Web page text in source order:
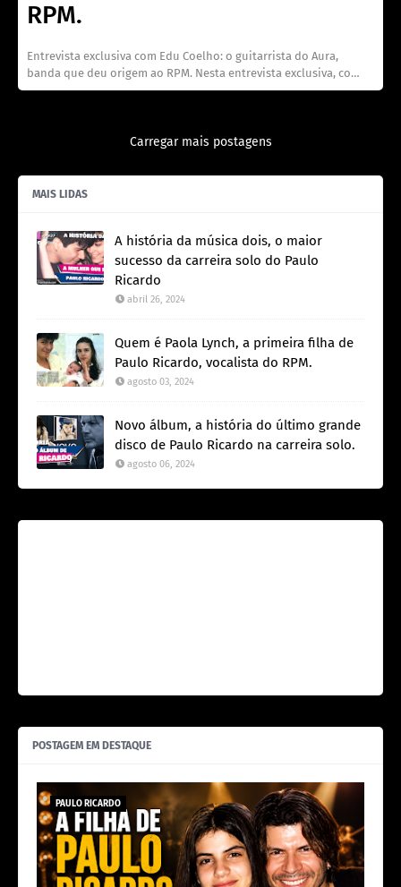
RPM.
Entrevista exclusiva com Edu Coelho: o guitarrista do Aura,
banda que deu origem ao RPM. Nesta entrevista exclusiva, co…
Carregar mais postagens
MAIS LIDAS
A história da música dois, o maior
sucesso da carreira solo do Paulo
Ricardo
abril 26, 2024
Quem é Paola Lynch, a primeira filha de
Paulo Ricardo, vocalista do RPM.
agosto 03, 2024
Novo álbum, a história do último grande
disco de Paulo Ricardo na carreira solo.
agosto 06, 2024
POSTAGEM EM DESTAQUE
PAULO RICARDO